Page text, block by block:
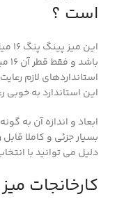
است ؟
استانداردهای لازم
این استاندارد به
ابعاد و اندازه آن به
بسیار جزئی و کاملا
دلیل می توانید با
کارخانجات